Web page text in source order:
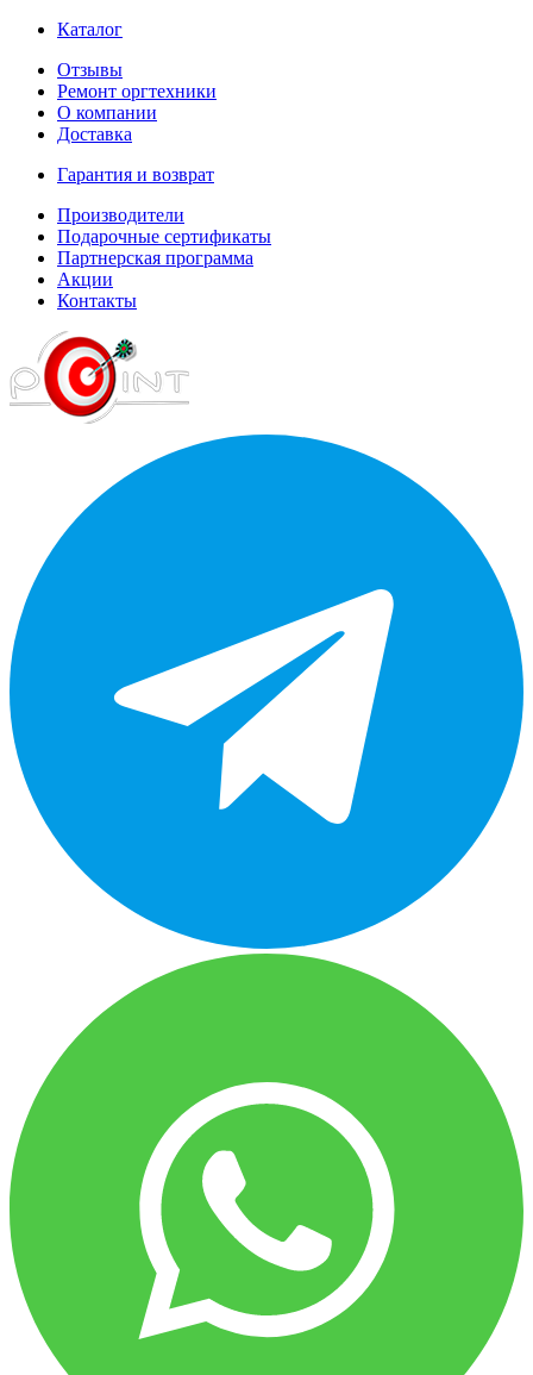
Каталог
Отзывы
Ремонт оргтехники
О компании
Доставка
Гарантия и возврат
Производители
Подарочные сертификаты
Партнерская программа
Акции
Контакты